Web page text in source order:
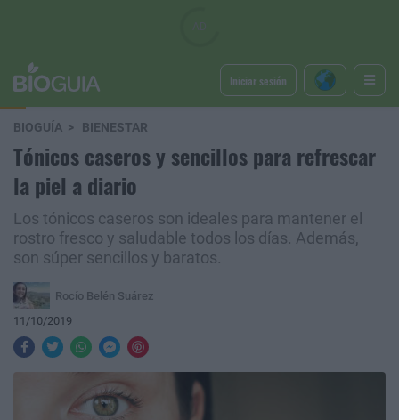
Iniciar sesión
BIOGUÍA BIENESTAR
Tónicos caseros y sencillos para refrescar
la piel a diario
Los tónicos caseros son ideales para mantener el
rostro fresco y saludable todos los días. Además,
son súper sencillos y baratos.
Rocío Belén Suárez
11/10/2019